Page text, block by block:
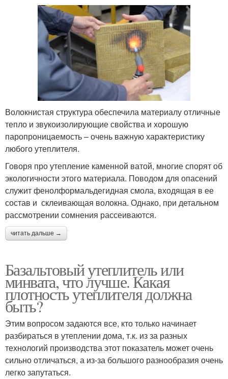
Волокнистая структура обеспечила материалу отличные
тепло и звукоизолирующие свойства и хорошую
паропроницаемость – очень важную характеристику
любого утеплителя.
Говоря про утепление каменной ватой, многие спорят об
экологичности этого материала. Поводом для опасений
служит фенолформальдегидная смола, входящая в ее
состав и склеивающая волокна. Однако, при детальном
рассмотрении сомнения рассеиваются.
читать дальше →
Базальтовый утеплитель или
минвата, что лучше. Какая
плотность утеплителя должна
быть?
Этим вопросом задаются все, кто только начинает
разбираться в утеплении дома, т.к. из за разных
технологий производства этот показатель может очень
сильно отличаться, а из-за большого разнообразия очень
легко запутаться.